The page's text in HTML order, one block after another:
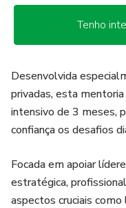
Tenho
Desenvolvida
privadas, esta
intensivo de 3 meses,
confiança os desafios
Focada em apoiar
estratégica,
aspectos cruciais